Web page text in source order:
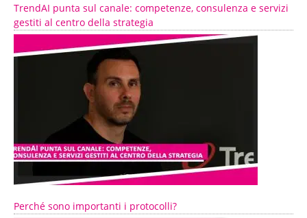
TrendAI punta sul canale: competenze, consulenza e servizi
gestiti al centro della strategia
Perché sono importanti i protocolli?